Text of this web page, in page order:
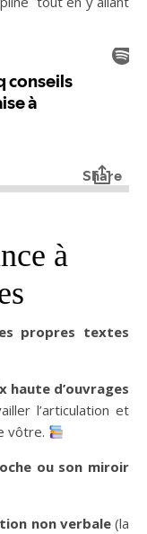
à
propres textes
haute d’ouvrages
l’articulation et
vôtre.
ou son miroir
non verbale(la